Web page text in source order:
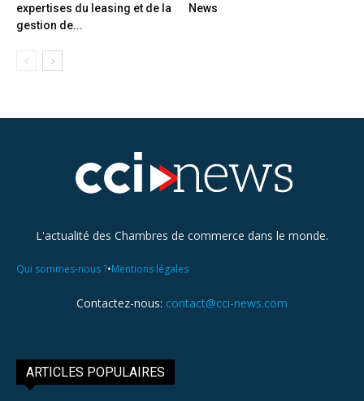
expertises du leasing et de la
gestion de...
News
L'actualité des Chambres de commerce dans le monde.
Qui sommes-nous ?•Mentions légales
Contactez-nous: contact@cci-news.com
ARTICLES POPULAIRES